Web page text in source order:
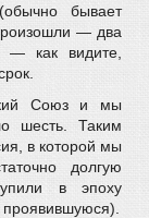
бывает
— два
— как видите,
Союз и мы
шесть. Таким
в которой мы
долгую
в эпоху